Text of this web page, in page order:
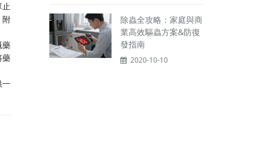
附
藥
藥
一
除蟲全攻略：家庭與商
業高效驅蟲方案&防復
發指南
2020-10-10